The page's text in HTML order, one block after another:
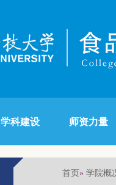
学科建设 师资力量
首页» 学院概